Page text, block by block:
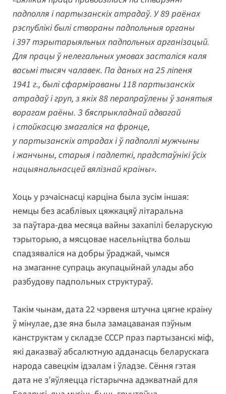
падполля і партызанскіх атрадаў. У 89 раёнах
рэспублікі былі створаны падпольныя органы
і 397 тэрытарыяльных падпольных арганізацый.
Для працы ў нелегальных умовах засталіся каля
васьмі тысяч чалавек. Па даных на 25 ліпеня
1941 г., былі сфарміраваны 118 партызанскіх
атрадаў і груп, з якіх 88 перапраўлены ў занятыя
ворагам раёны. З бяспрыкладнай адвагай
і стойкасцю змагаліся на фронце,
у партызанскіх атрадах і ў падполлі мужчыны
і жанчыны, старыя і падлеткі, прадстаўнікі ўсіх
нацыянальнасцей вялізнай краіны».
Хоць у рэчаіснасці карціна была зусім іншая:
немцы без асаблівых цяжкацяў літаральна
за паўтара-два месяца вайны захапілі беларускую
тэрыторыю, а мясцовае насельніцтва больш
спадзяваліся на добры ўраджай, чымся
на змаганне супраць акупацыйнай улады або
разбудову падпольных структураў.
Такім чынам, дата 22 чэрвеня штучна цягне краіну
ў мінулае, дзе яна была замацаваная пэўным
канструктам у складзе СССР праз партызанскі міф,
які даказваў абсалютную адданасць беларускага
народа савецкім ідэалам і ўладзе. Сёння гэтая
дата не з’яўляецца гістарычна адэкватнай для